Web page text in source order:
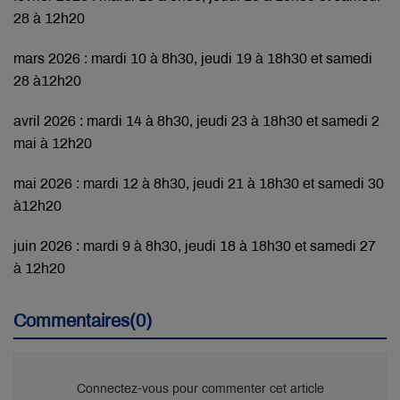
28 à 12h20
mars 2026 : mardi 10 à 8h30, jeudi 19 à 18h30 et samedi
28 à12h20
avril 2026 : mardi 14 à 8h30, jeudi 23 à 18h30 et samedi 2
mai à 12h20
mai 2026 : mardi 12 à 8h30, jeudi 21 à 18h30 et samedi 30
à12h20
juin 2026 : mardi 9 à 8h30, jeudi 18 à 18h30 et samedi 27
à 12h20
Commentaires(0)
Connectez-vous pour commenter cet article